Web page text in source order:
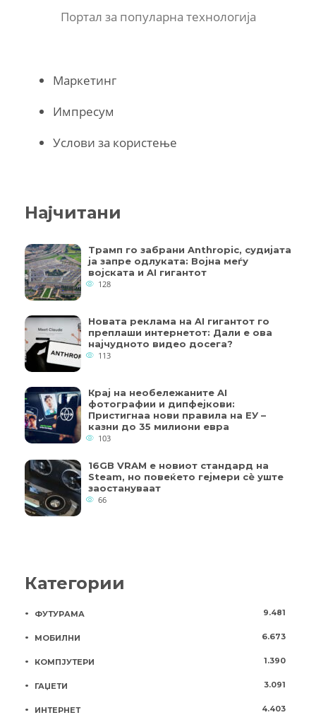
Портал за популарна технологија
Маркетинг
Импресум
Услови за користење
Најчитани
Трамп го забрани Anthropic, судијата
ја запре одлуката: Војна меѓу
војската и AI гигантот
128
Новата реклама на AI гигантот го
преплаши интернетот: Дали е ова
најчудното видео досега?
113
Крај на необележаните AI
фотографии и дипфејкови:
Пристигнаа нови правила на ЕУ –
казни до 35 милиони евра
103
16GB VRAM е новиот стандард на
Steam, но повеќето гејмери ​​сè уште
заостануваат
66
Категории
ФУТУРАМА 9.481
МОБИЛНИ 6.673
КОМПЈУТЕРИ 1.390
ГАЏЕТИ 3.091
ИНТЕРНЕТ 4.403